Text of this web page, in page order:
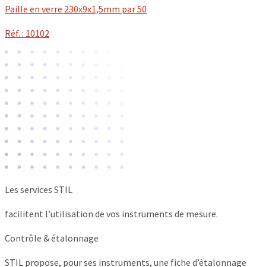
Paille en verre 230x9x1,5mm par 50
Réf. : 10102
Les services STIL
facilitent l’utilisation de vos instruments de mesure.
Contrôle & étalonnage
STIL propose, pour ses instruments, une fiche d’étalonnage